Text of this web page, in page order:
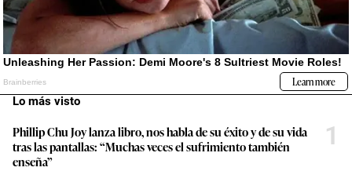
Lo más visto
Phillip Chu Joy lanza libro, nos habla de su éxito y de su vida
tras las pantallas: “Muchas veces el sufrimiento también
enseña”
1